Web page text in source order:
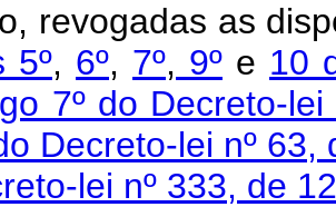
revogadas as
5º, 6º, 7º, 9º e 10
7º do Decreto-
Decreto-lei nº
lei nº 333, de